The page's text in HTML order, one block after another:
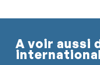
A voir aussi